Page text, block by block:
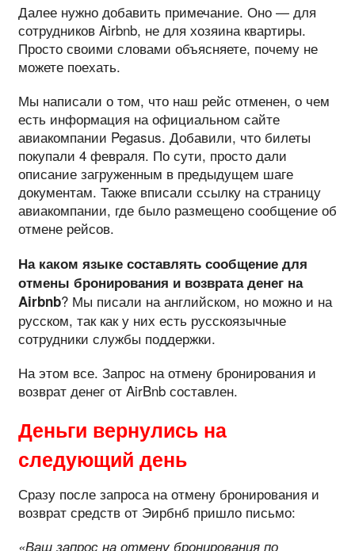
Далее нужно добавить примечание. Оно — для
сотрудников Airbnb, не для хозяина квартиры.
Просто своими словами объясняете, почему не
можете поехать.
Мы написали о том, что наш рейс отменен, о чем
есть информация на официальном сайте
авиакомпании Pegasus. Добавили, что билеты
покупали 4 февраля. По сути, просто дали
описание загруженным в предыдущем шаге
документам. Также вписали ссылку на страницу
авиакомпании, где было размещено сообщение об
отмене рейсов.
На каком языке составлять сообщение для
отмены бронирования и возврата денег на
Airbnb? Мы писали на английском, но можно и на
русском, так как у них есть русскоязычные
сотрудники службы поддержки.
На этом все. Запрос на отмену бронирования и
возврат денег от AirBnb составлен.
Деньги вернулись на
следующий день
Сразу после запроса на отмену бронирования и
возврат средств от Эирбнб пришло письмо:
«Ваш запрос на отмену бронирования по